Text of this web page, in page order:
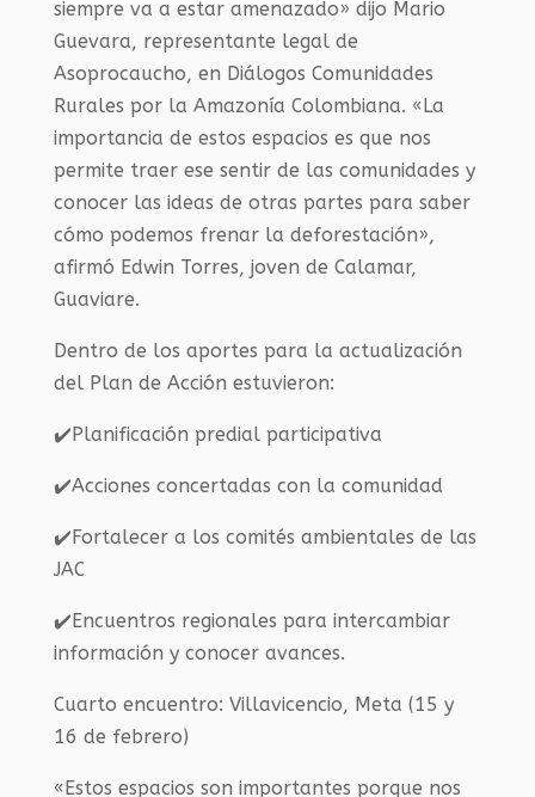
siempre va a estar amenazado» dijo Mario
Guevara, representante legal de
Asoprocaucho, en Diálogos Comunidades
Rurales por la Amazonía Colombiana. «La
importancia de estos espacios es que nos
permite traer ese sentir de las comunidades y
conocer las ideas de otras partes para saber
cómo podemos frenar la deforestación»,
afirmó Edwin Torres, joven de Calamar,
Guaviare.
Dentro de los aportes para la actualización
del Plan de Acción estuvieron:
✔️Planificación predial participativa
✔️Acciones concertadas con la comunidad
✔️Fortalecer a los comités ambientales de las
JAC
✔️Encuentros regionales para intercambiar
información y conocer avances.
Cuarto encuentro: Villavicencio, Meta (15 y
16 de febrero)
«Estos espacios son importantes porque nos